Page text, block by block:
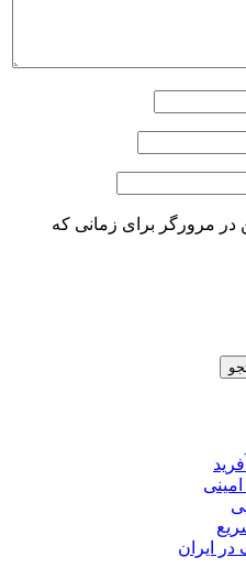
در مرورگر برای زمانی که
در ایران